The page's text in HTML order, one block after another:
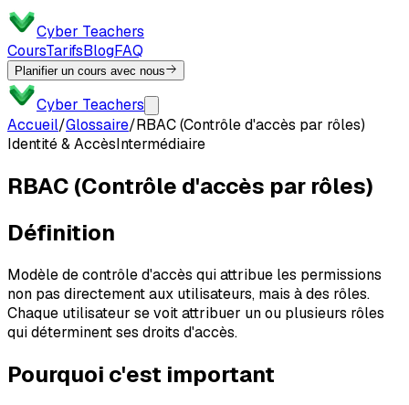
Cyber Teachers
CoursTarifsBlogFAQ
Planifier un cours avec nous
Cyber Teachers
Accueil/Glossaire/RBAC (Contrôle d'accès par rôles)
Identité & AccèsIntermédiaire
RBAC (Contrôle d'accès par rôles)
Définition
Modèle de contrôle d'accès qui attribue les permissions
non pas directement aux utilisateurs, mais à des rôles.
Chaque utilisateur se voit attribuer un ou plusieurs rôles
qui déterminent ses droits d'accès.
Pourquoi c'est important